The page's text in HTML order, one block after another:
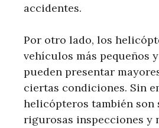
accidentes.
Por otro lado, los
vehículos más pequeños
pueden presentar
ciertas condiciones. Sin
helicópteros también son
rigurosas inspecciones y